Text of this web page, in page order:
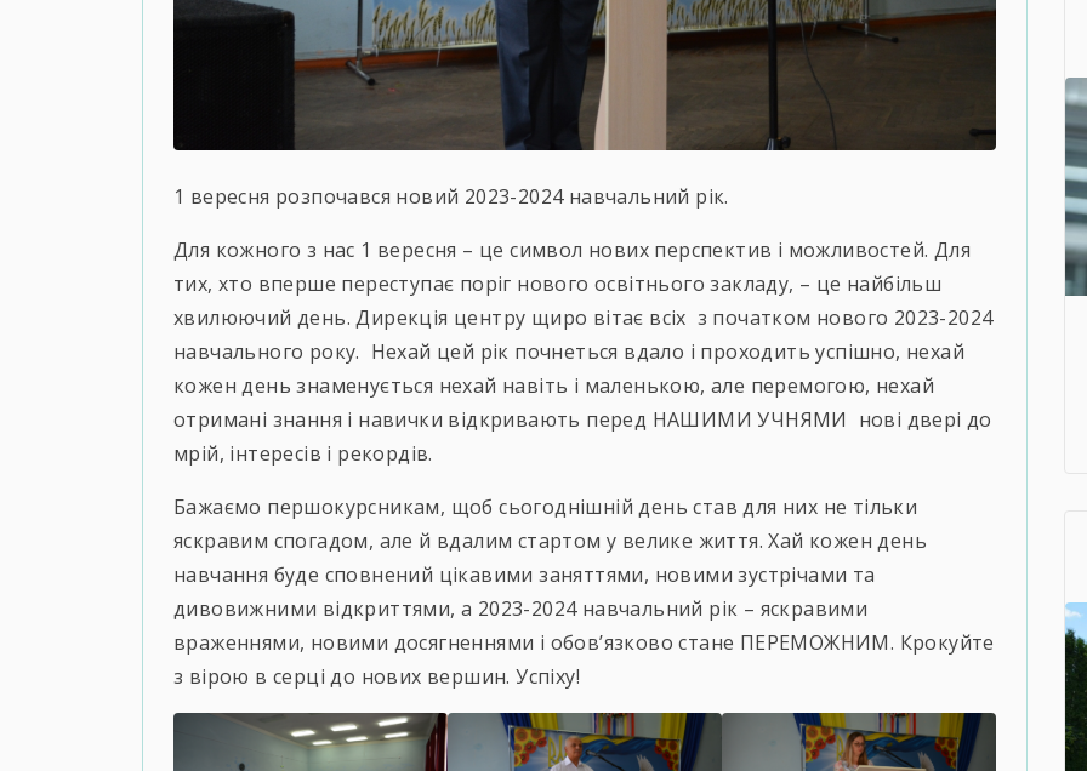
1 вересня розпочався новий 2023-2024 навчальний рік.
Для кожного з нас 1 вересня – це символ нових перспектив і можливостей. Для
тих, хто вперше переступає поріг нового освітнього закладу, – це найбільш
хвилюючий день. Дирекція центру щиро вітає всіх з початком нового 2023-2024
навчального року. Нехай цей рік почнеться вдало і проходить успішно, нехай
кожен день знаменується нехай навіть і маленькою, але перемогою, нехай
отримані знання і навички відкривають перед НАШИМИ УЧНЯМИ нові двері до
мрій, інтересів і рекордів.
Бажаємо першокурсникам, щоб сьогоднішній день став для них не тільки
яскравим спогадом, але й вдалим стартом у велике життя. Хай кожен день
навчання буде сповнений цікавими заняттями, новими зустрічами та
дивовижними відкриттями, а 2023-2024 навчальний рік – яскравими
враженнями, новими досягненнями і обов’язково стане ПЕРЕМОЖНИМ. Крокуйте
з вірою в серці до нових вершин. Успіху!